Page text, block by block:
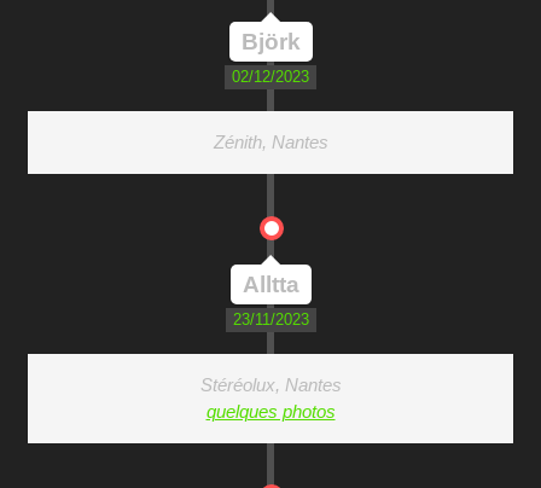
Björk
02/12/2023
Zénith, Nantes
Alltta
23/11/2023
Stéréolux, Nantes
quelques photos